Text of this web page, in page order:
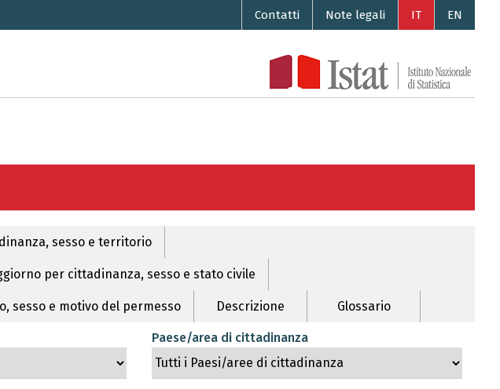
EN
IT
Note legali
Contatti
sesso e territorio
per cittadinanza, sesso e stato civile
sesso e motivo del permesso Descrizione Glossario
Paese/area di cittadinanza